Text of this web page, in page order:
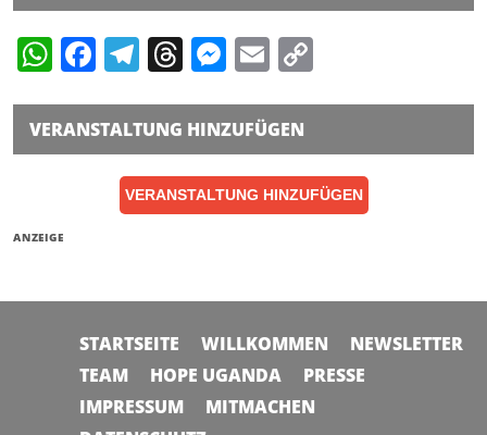
WhatsApp
Facebook
Telegram
Threads
Messenger
Email
VERANSTALTUNG HINZUFÜGEN
VERANSTALTUNG HINZUFÜGEN
ANZEIGE
STARTSEITE WILLKOMMEN
NEWSLETTER
TEAM
HOPE UGANDA
PRESSE
IMPRESSUM
MITMACHEN